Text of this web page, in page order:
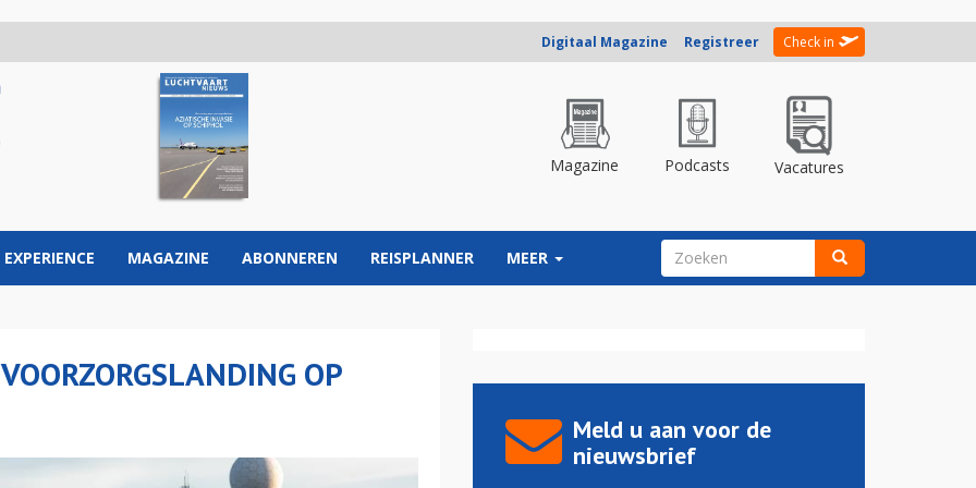
Digitaal Magazine Registreer Check in
Magazine Podcasts Vacatures
EXPERIENCE MAGAZINE ABONNEREN REISPLANNER MEER ZOEKVELD
OP
Meld u aan voor de
nieuwsbrief